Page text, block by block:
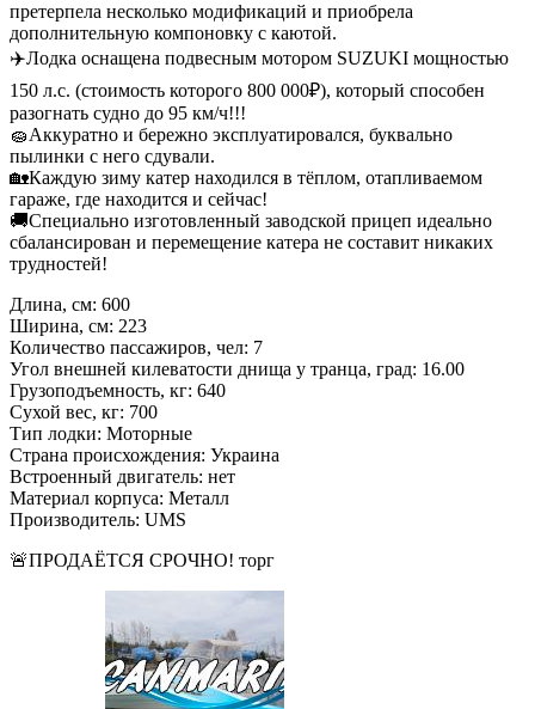
претерпела несколько модификаций и приобрела
дополнительную компоновку с каютой.
✈️Лодка оснащена подвесным мотором SUZUKI мощностью
150 л.с. (стоимость которого 800 000₽), который способен
разогнать судно до 95 км/ч!!!
🧽Аккуратно и бережно эксплуатировался, буквально
пылинки с него сдували.
🏡Каждую зиму катер находился в тёплом, отапливаемом
гараже, где находится и сейчас!
🚚Специально изготовленный заводской прицеп идеально
сбалансирован и перемещение катера не составит никаких
трудностей!
Длина, см: 600
Ширина, см: 223
Количество пассажиров, чел: 7
Угол внешней килеватости днища у транца, град: 16.00
Грузоподъемность, кг: 640
Сухой вес, кг: 700
Тип лодки: Моторные
Страна происхождения: Украина
Встроенный двигатель: нет
Материал корпуса: Металл
Производитель: UMS
🚨ПРОДАЁТСЯ СРОЧНО! торг